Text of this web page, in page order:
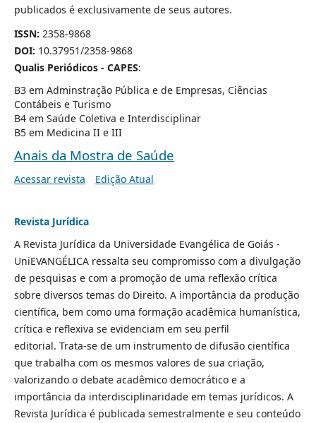
publicados é exclusivamente de seus autores.
ISSN: 2358-9868
DOI: 10.37951/2358-9868
Qualis Periódicos - CAPES:
B3 em Adminstração Pública e de Empresas, Ciências
Contábeis e Turismo
B4 em Saúde Coletiva e Interdisciplinar
B5 em Medicina II e III
Anais da Mostra de Saúde
Acessar revista Edição Atual
Revista Jurídica
A Revista Jurídica da Universidade Evangélica de Goiás -
UniEVANGÉLICA ressalta seu compromisso com a divulgação
de pesquisas e com a promoção de uma reflexão crítica
sobre diversos temas do Direito. A importância da produção
científica, bem como uma formação acadêmica humanística,
crítica e reflexiva se evidenciam em seu perfil
editorial. Trata-se de um instrumento de difusão científica
que trabalha com os mesmos valores de sua criação,
valorizando o debate acadêmico democrático e a
importância da interdisciplinaridade em temas jurídicos. A
Revista Jurídica é publicada semestralmente e seu conteúdo